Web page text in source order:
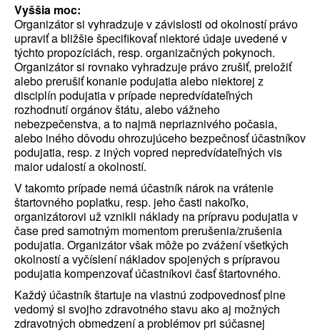
Vyššia moc:
Organizátor si vyhradzuje v závislosti od okolností právo
upraviť a bližšie špecifikovať niektoré údaje uvedené v
týchto propozíciách, resp. organizačných pokynoch.
Organizátor si rovnako vyhradzuje právo zrušiť, preložiť
alebo prerušiť konanie podujatia alebo niektorej z
disciplín podujatia v prípade nepredvídateľných
rozhodnutí orgánov štátu, alebo vážneho
nebezpečenstva, a to najmä nepriaznivého počasia,
alebo iného dôvodu ohrozujúceho bezpečnosť účastníkov
podujatia, resp. z iných vopred nepredvídateľných vis
maior udalostí a okolností.
V takomto prípade nemá účastník nárok na vrátenie
štartovného poplatku, resp. jeho časti nakoľko,
organizátorovi už vznikli náklady na prípravu podujatia v
čase pred samotným momentom prerušenia/zrušenia
podujatia. Organizátor však môže po zvážení všetkých
okolností a vyčíslení nákladov spojených s prípravou
podujatia kompenzovať účastníkovi časť štartovného.
Každý účastník štartuje na vlastnú zodpovednosť plne
vedomý si svojho zdravotného stavu ako aj možných
zdravotných obmedzení a problémov pri súčasnej